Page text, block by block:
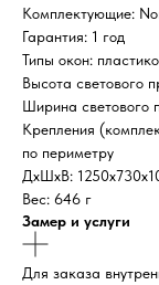
Комплектующие:
Гарантия: 1 год
Типы окон:
Высота светового
Ширина светового
Крепления
по периметру
ДxШxВ:
Вес: 646 г
Замер и услуги
Для заказа